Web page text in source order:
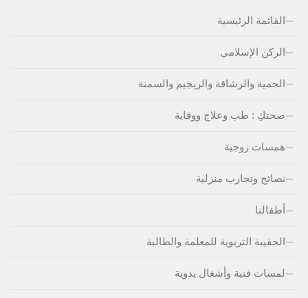
القائمة الرئيسية
الركن الإسلامي
الحمية والرشاقة والريجيم والسمنة
صحتكِ : طب وعلاج ووقاية
همسات زوجية
نصائح وتجارب منزلية
أطفالنا
الحقيبة التربوية للمعلمة والطالبة
لمسات فنية وأشغال يدوية